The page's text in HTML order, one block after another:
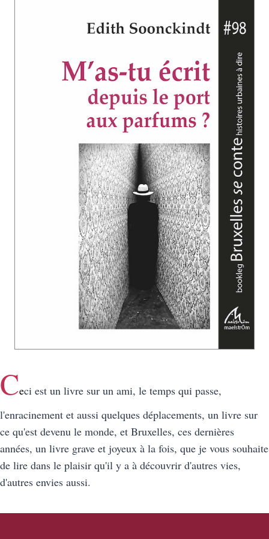
Ceci est un livre sur un ami, le temps qui passe,
l'enracinement et aussi quelques déplacements, un livre sur
ce qu'est devenu le monde, et Bruxelles, ces dernières
années, un livre grave et joyeux à la fois, que je vous souhaite
de lire dans le plaisir qu'il y a à découvrir d'autres vies,
d'autres envies aussi.